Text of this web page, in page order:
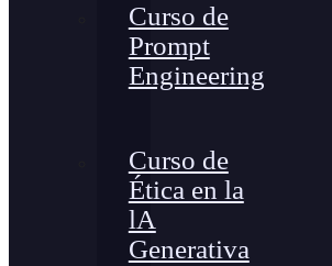
Curso de
Prompt
Engineering
Curso de
Ética en la
lA
Generativa